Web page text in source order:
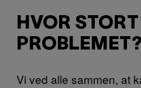
HVOR STORT
PROBLEMET?
Vi ved alle sammen, at